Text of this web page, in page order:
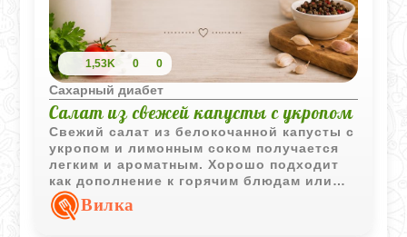
1,53K 0 0
Сахарный диабет
Салат из свежей капусты с укропом
Свежий салат из белокочанной капусты с
укропом и лимонным соком получается
легким и ароматным. Хорошо подходит
как дополнение к горячим блюдам или
самостоятельная овощная закуска.
Вилка